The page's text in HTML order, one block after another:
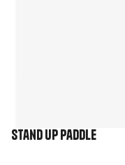
Stand Up Paddle